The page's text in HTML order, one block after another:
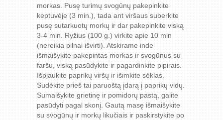
morkas. Pusę turimų svogūnų pakepinkite
keptuvėje (3 min.), tada ant viršaus suberkite
pusę sutarkuotų morkų ir dar pakepinkite viską
3-4 min. Ryžius (100 g.) virkite apie 10 min
(nereikia pilnai išvirti). Atskirame inde
išmaišykite pakepintas morkas ir svogūnus su
faršu, viską pasūdykite ir pagardinkite pipirais.
Išpjaukite paprikų viršų ir išimkite sėklas.
Sudėkite prieš tai paruoštą įdarą į paprikų vidų.
Sumaišykite grietinę ir pomidorų pastą, galite
pasūdyti pagal skonį. Gautą masę išmaišykite
su svogūnų ir morkų likučiais ir paskirstykite po